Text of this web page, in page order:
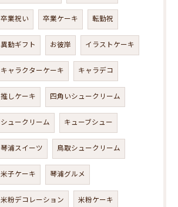
卒業祝い 卒業ケーキ 転勤祝
異動ギフト お彼岸 イラストケーキ
キャラクターケーキ キャラデコ
推しケーキ 四角いシュークリーム
シュークリーム キューブシュー
琴浦スイーツ 鳥取シュークリーム
米子ケーキ 琴浦グルメ
米粉デコレーション 米粉ケーキ